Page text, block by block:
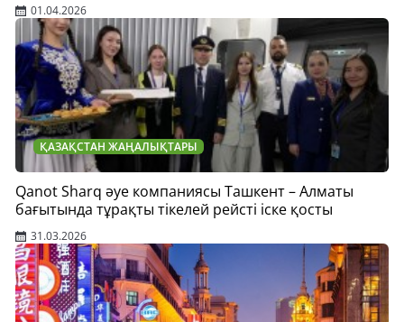
01.04.2026
ҚАЗАҚСТАН ЖАҢАЛЫҚТАРЫ
Qanot Sharq әуе компаниясы Ташкент – Алматы
бағытында тұрақты тікелей рейсті іске қосты
31.03.2026